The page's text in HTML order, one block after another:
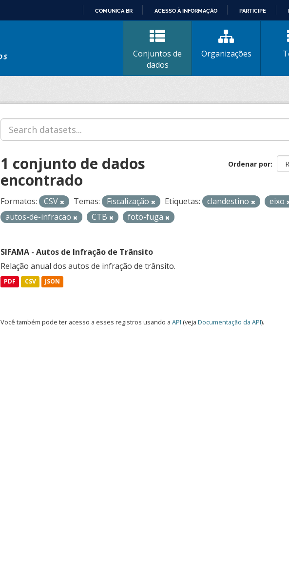
CONTEÚDO
COMUNICA BR ACESSO À INFORMAÇÃO PARTICIPE
Conjuntos de
dados
Organizações
Ordenar por
1 conjunto de dados
encontrado
Formatos: CSV Temas: Fiscalização Etiquetas: clandestino eixo
autos-de-infracao
CTB foto-fuga
SIFAMA - Autos de Infração de Trânsito
Relação anual dos autos de infração de trânsito.
PDF CSV JSON
Você também pode ter acesso a esses registros usando a API (veja Documentação da API).